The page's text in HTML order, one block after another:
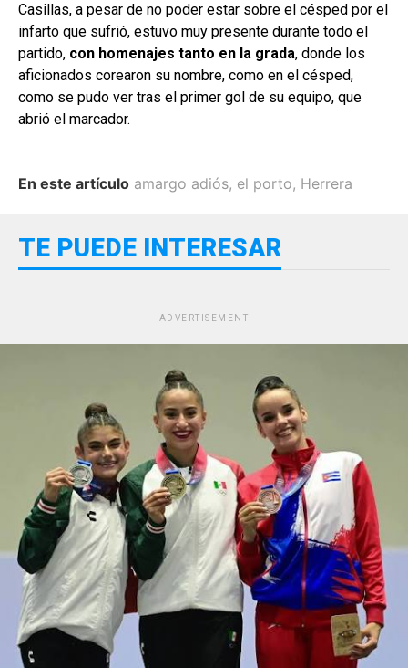
Casillas, a pesar de no poder estar sobre el césped por el
infarto que sufrió, estuvo muy presente durante todo el
partido, con homenajes tanto en la grada, donde los
aficionados corearon su nombre, como en el césped,
como se pudo ver tras el primer gol de su equipo, que
abrió el marcador.
En este artículo amargo adiós, el porto, Herrera
TE PUEDE INTERESAR
ADVERTISEMENT